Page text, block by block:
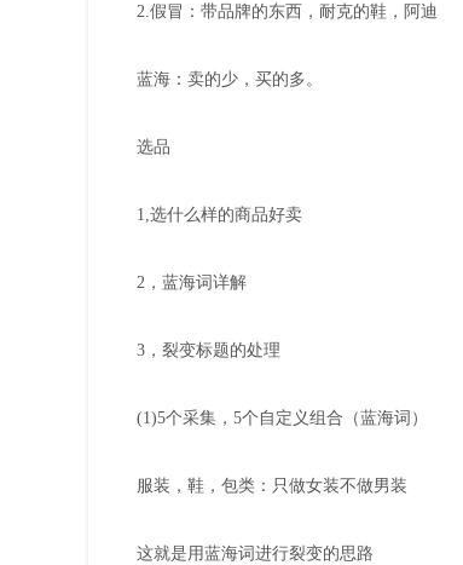
2.假冒：带品牌的东西，耐克的鞋，阿迪
蓝海：卖的少，买的多。
选品
1,选什么样的商品好卖
2，蓝海词详解
3，裂变标题的处理
(1)5个采集，5个自定义组合（蓝海词）
服装，鞋，包类：只做女装不做男装
这就是用蓝海词进行裂变的思路